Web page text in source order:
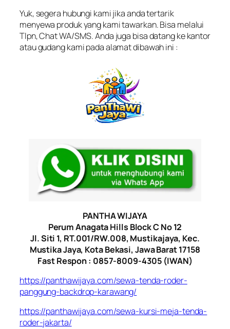
Yuk, segera hubungi kami jika anda tertarik
menyewa produk yang kami tawarkan. Bisa melalui
Tlpn, Chat WA/SMS. Anda juga bisa datang ke kantor
atau gudang kami pada alamat dibawah ini :
PANTHA WIJAYA
Perum Anagata Hills Block C No 12
Jl. Siti 1, RT.001/RW.008, Mustikajaya, Kec.
Mustika Jaya, Kota Bekasi, Jawa Barat 17158
Fast Respon : 0857-8009-4305 (IWAN)
https://panthawijaya.com/sewa-tenda-roder-
panggung-backdrop-karawang/
https://panthawijaya.com/sewa-kursi-meja-tenda-
roder-jakarta/